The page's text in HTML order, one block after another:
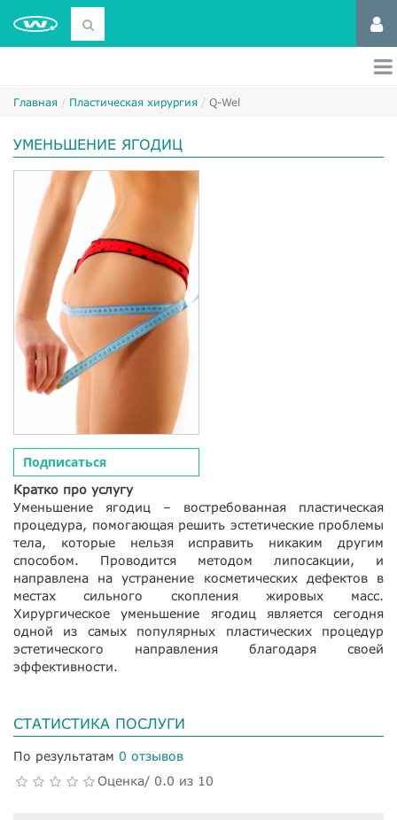
Главная Пластическая хирургия Q-Wel
УМЕНЬШЕНИЕ ЯГОДИЦ
Подписаться
Кратко про услугу
Уменьшение ягодиц – востребованная пластическая
процедура, помогающая решить эстетические проблемы
тела, которые нельзя исправить никаким другим
способом. Проводится методом липосакции, и
направлена на устранение косметических дефектов в
местах сильного скопления жировых масс.
Хирургическое уменьшение ягодиц является сегодня
одной из самых популярных пластических процедур
эстетического направления благодаря своей
эффективности.
СТАТИСТИКА ПОСЛУГИ
По результатам 0 отзывов
Оценка/ 0.0 из 10